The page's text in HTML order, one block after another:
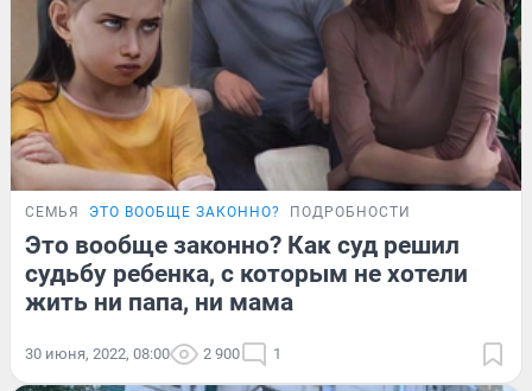
СЕМЬЯ ЭТО ВООБЩЕ ЗАКОННО? ПОДРОБНОСТИ
Это вообще законно? Как суд решил
судьбу ребенка, с которым не хотели
жить ни папа, ни мама
30 июня, 2022, 08:00 2 900 1